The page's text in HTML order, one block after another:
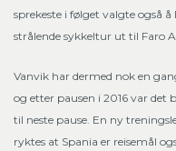
sprekeste i følget valgte også
strålende sykkeltur ut til Faro
Vanvik har dermed nok en
og etter pausen i 2016 var det
til neste pause. En ny
ryktes at Spania er reisemål